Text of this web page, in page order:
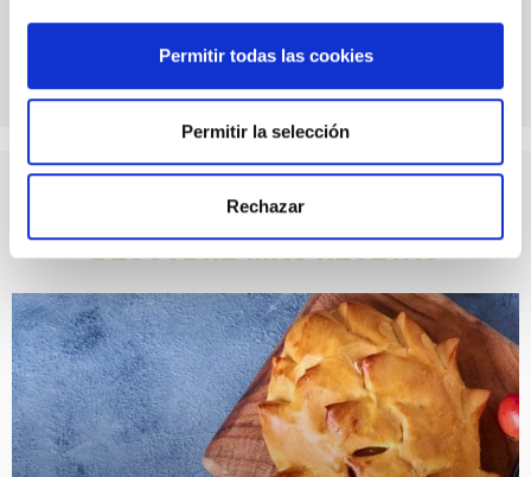
Permitir todas las cookies
Permitir la selección
Rechazar
Descubre más recetas